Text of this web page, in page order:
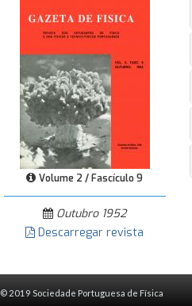
Volume 2 / Fascículo 9
Outubro 1952
Descarregar revista
© 2019 Sociedade Portuguesa de Física